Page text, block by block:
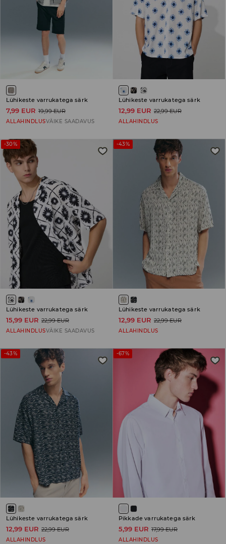
Lühikeste varrukatega särk
7,99 EUR 19,99 EUR
ALLAHINDLUSVÄIKE SAADAVUS
Lühikeste varrukatega särk
12,99 EUR 22,99 EUR
ALLAHINDLUS
-30%
Lühikeste varrukatega särk
15,99 EUR 22,99 EUR
ALLAHINDLUSVÄIKE SAADAVUS
-43%
Lühikeste varrukatega särk
12,99 EUR 22,99 EUR
ALLAHINDLUS
-43%
Lühikeste varrukatega särk
12,99 EUR 22,99 EUR
ALLAHINDLUS
-67%
Pikkade varrukatega särk
5,99 EUR 17,99 EUR
ALLAHINDLUS